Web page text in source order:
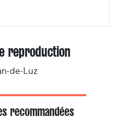
reproduction
de-Luz
recommandées